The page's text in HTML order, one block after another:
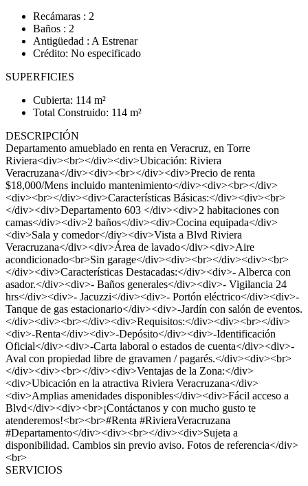
Recámaras : 2
Baños : 2
Antigüedad : A Estrenar
Crédito: No especificado
SUPERFICIES
Cubierta: 114 m²
Total Construido: 114 m²
DESCRIPCIÓN
Departamento amueblado en renta en Veracruz, en Torre
Riviera<div><br></div><div>Ubicación: Riviera
Veracruzana</div><div><br></div><div>Precio de renta
$18,000/Mens incluido mantenimiento</div><div><br></div>
<div><br></div><div>Características Básicas:</div><div><br>
</div><div>Departamento 603 </div><div>2 habitaciones con
camas</div><div>2 baños</div><div>Cocina equipada</div>
<div>Sala y comedor</div><div>Vista a Blvd Riviera
Veracruzana</div><div>Área de lavado</div><div>Aire
acondicionado<br>Sin garage</div><div><br></div><div><br>
</div><div>Características Destacadas:</div><div>- Alberca con
asador.</div><div>- Baños generales</div><div>- Vigilancia 24
hrs</div><div>- Jacuzzi</div><div>- Portón eléctrico</div><div>-
Tanque de gas estacionario</div><div>-Jardín con salón de eventos.
</div><div><br></div><div>Requisitos:</div><div><br></div>
<div>-Renta</div><div>-Depósito</div><div>-Identificación
Oficial</div><div>-Carta laboral o estados de cuenta</div><div>-
Aval con propiedad libre de gravamen / pagarés.</div><div><br>
</div><div><br></div><div>Ventajas de la Zona:</div>
<div>Ubicación en la atractiva Riviera Veracruzana</div>
<div>Amplias amenidades disponibles</div><div>Fácil acceso a
Blvd</div><div><br>¡Contáctanos y con mucho gusto te
atenderemos!<br><br>#Renta #RivieraVeracruzana
#Departamento</div><div><br></div><div>Sujeta a
disponibilidad. Cambios sin previo aviso. Fotos de referencia</div>
<br>
SERVICIOS